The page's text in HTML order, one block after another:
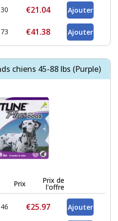
€21.04
€41.38
chiens 45-88 lbs (Purple)
Prix Prix de
l'offre
€25.97